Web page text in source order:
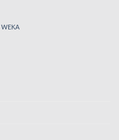
WEKA